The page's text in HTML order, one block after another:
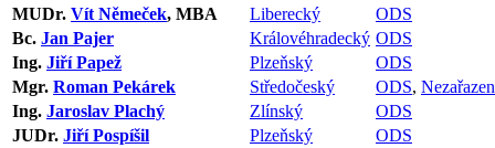
MUDr. Vít Němeček, MBA Liberecký
ODS
Bc. Jan Pajer Královéhradecký ODS
Ing. Jiří Papež Plzeňský
ODS
Mgr. Roman Pekárek Středočeský ODS,
Ing. Jaroslav Plachý Zlínský
ODS
JUDr. Jiří Pospíšil Plzeňský
ODS